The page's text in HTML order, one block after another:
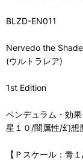
BLZD-EN011
Nervedo the
(ウルトラレア)
1st Edition
ペンデュラム・効
星１０/闇属性/幻
【Ｐスケール：青１